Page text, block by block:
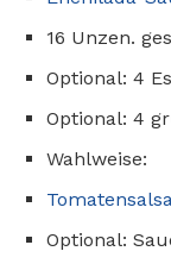
16 Unzen.
Optional: 4
Optional: 4
Wahlweise:
Tomatensalsa
Optional: